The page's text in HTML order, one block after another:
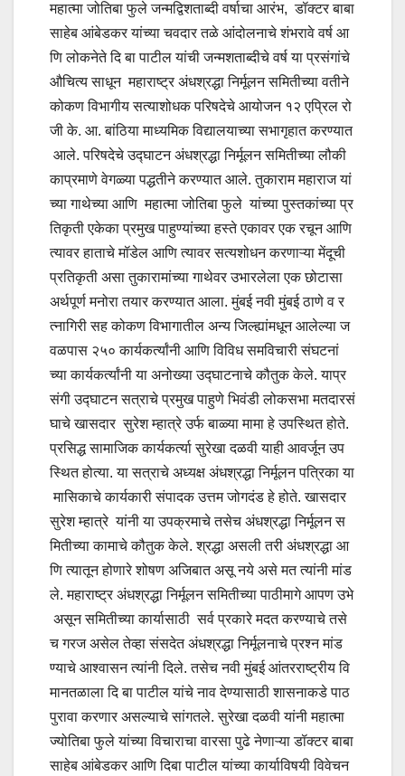
महात्मा जोतिबा फुले जन्मद्विशताब्दी वर्षाचा आरंभ, डॉक्टर बाबा
साहेब आंबेडकर यांच्या चवदार तळे आंदोलनाचे शंभरावे वर्ष आ
णि लोकनेते दि बा पाटील यांची जन्मशताब्दीचे वर्ष या प्रसंगांचे
औचित्य साधून महाराष्ट्र अंधश्रद्धा निर्मूलन समितीच्या वतीने
कोकण विभागीय सत्याशोधक परिषदेचे आयोजन १२ एप्रिल रो
जी के. आ. बांठिया माध्यमिक विद्यालयाच्या सभागृहात करण्यात
आले. परिषदेचे उद्घाटन अंधश्रद्धा निर्मूलन समितीच्या लौकी
काप्रमाणे वेगळ्या पद्धतीने करण्यात आले. तुकाराम महाराज यां
च्या गाथेच्या आणि महात्मा जोतिबा फुले यांच्या पुस्तकांच्या प्र
तिकृती एकेका प्रमुख पाहुण्यांच्या हस्ते एकावर एक रचून आणि
त्यावर हाताचे मॉडेल आणि त्यावर सत्यशोधन करणाऱ्या मेंदूची
प्रतिकृती असा तुकारामांच्या गाथेवर उभारलेला एक छोटासा
अर्थपूर्ण मनोरा तयार करण्यात आला. मुंबई नवी मुंबई ठाणे व र
त्नागिरी सह कोकण विभागातील अन्य जिल्ह्यांमधून आलेल्या ज
वळपास २५० कार्यकर्त्यांनी आणि विविध समविचारी संघटनां
च्या कार्यकर्त्यांनी या अनोख्या उद्घाटनाचे कौतुक केले. याप्र
संगी उद्घाटन सत्राचे प्रमुख पाहुणे भिवंडी लोकसभा मतदारसं
घाचे खासदार सुरेश म्हात्रे उर्फ बाळ्या मामा हे उपस्थित होते.
प्रसिद्ध सामाजिक कार्यकर्त्या सुरेखा दळवी याही आवर्जून उप
स्थित होत्या. या सत्राचे अध्यक्ष अंधश्रद्धा निर्मूलन पत्रिका या
मासिकाचे कार्यकारी संपादक उत्तम जोगदंड हे होते. खासदार
सुरेश म्हात्रे यांनी या उपक्रमाचे तसेच अंधश्रद्धा निर्मूलन स
मितीच्या कामाचे कौतुक केले. श्रद्धा असली तरी अंधश्रद्धा आ
णि त्यातून होणारे शोषण अजिबात असू नये असे मत त्यांनी मांड
ले. महाराष्ट्र अंधश्रद्धा निर्मूलन समितीच्या पाठीमागे आपण उभे
असून समितीच्या कार्यासाठी सर्व प्रकारे मदत करण्याचे तसे
च गरज असेल तेव्हा संसदेत अंधश्रद्धा निर्मूलनाचे प्रश्न मांड
ण्याचे आश्वासन त्यांनी दिले. तसेच नवी मुंबई आंतरराष्ट्रीय वि
मानतळाला दि बा पाटील यांचे नाव देण्यासाठी शासनाकडे पाठ
पुरावा करणार असल्याचे सांगतले. सुरेखा दळवी यांनी महात्मा
ज्योतिबा फुले यांच्या विचाराचा वारसा पुढे नेणाऱ्या डॉक्टर बाबा
साहेब आंबेडकर आणि दिबा पाटील यांच्या कार्याविषयी विवेचन